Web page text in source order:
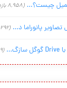
(8,958 بازدید)
پانوراما د... (8,292 بازدید)
(7,259 بازدید)